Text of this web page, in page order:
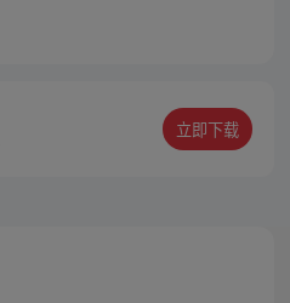
立即下载